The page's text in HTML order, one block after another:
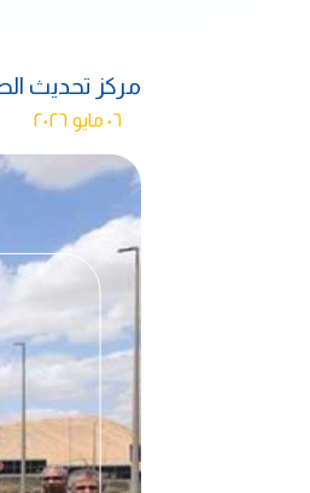
مركز تحديث
٠٦ مايو ٢٠٢٦